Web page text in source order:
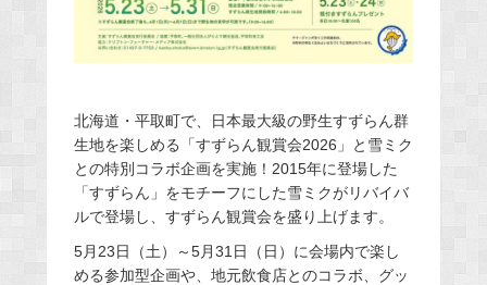
北海道・平取町で、日本最大級の野生すずらん群
生地を楽しめる「すずらん観賞会2026」と雪ミク
との特別コラボ企画を実施！2015年に登場した
「すずらん」をモチーフにした雪ミクがリバイバ
ルで登場し、すずらん観賞会を盛り上げます。
5月23日（土）～5月31日（日）に会場内で楽し
める参加型企画や、地元飲食店とのコラボ、グッ